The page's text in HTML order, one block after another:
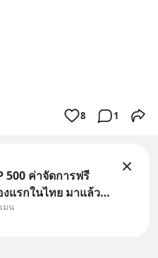
8 1
500 ค่าจัดการฟรี
แรกในไทย มาแล้ว..
บบมาเพื่อแก้ Pain
มน